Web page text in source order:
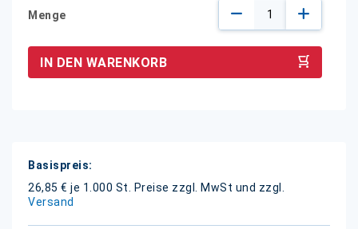
Menge
IN DEN WARENKORB
Weitere
Informationen
26,85 € je 1.000 St.
Preise zzgl. MwSt und zzgl.
Versand